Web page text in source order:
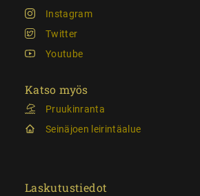
Instagram
Twitter
Youtube
Katso myös
Pruukinranta
Seinäjoen leirintäalue
Laskutustiedot